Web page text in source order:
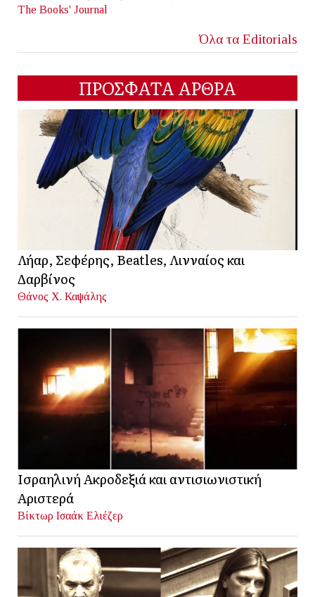
The Books' Journal
Όλα τα Editorials
ΠΡΟΣΦΑΤΑ ΑΡΘΡΑ
Λήαρ, Σεφέρης, Beatles, Λινναίος και
Δαρβίνος
Θάνος Χ. Καψάλης
Ισραηλινή Ακροδεξιά και αντισιωνιστική
Αριστερά
Βίκτωρ Ισαάκ Ελιέζερ